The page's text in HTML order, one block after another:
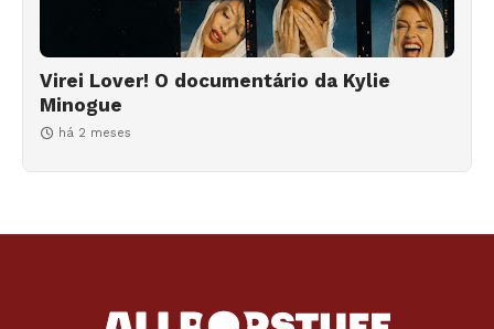
Virei Lover! O documentário da Kylie
Minogue
há 2 meses